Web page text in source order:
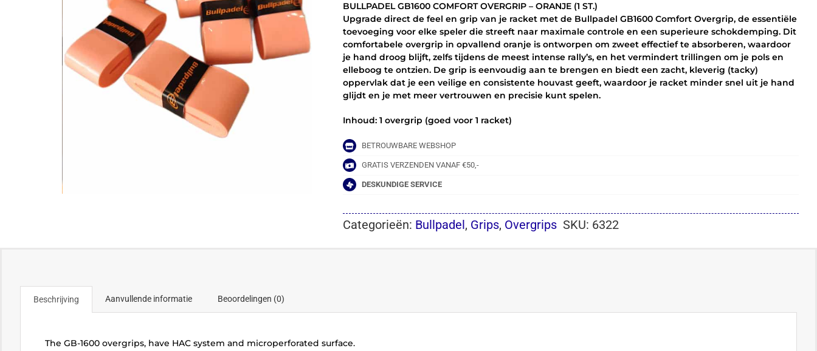
COMFORT
OVERGRIP
-
ORANJE
(1
ST.)
aantal
BULLPADEL GB1600 COMFORT OVERGRIP – ORANJE (1 ST.)
Upgrade direct de feel en grip van je racket met de Bullpadel GB1600 Comfort Overgrip, de essentiële
toevoeging voor elke speler die streeft naar maximale controle en een superieure schokdemping. Dit
comfortabele overgrip in opvallend oranje is ontworpen om zweet effectief te absorberen, waardoor
je hand droog blijft, zelfs tijdens de meest intense rally’s, en het vermindert trillingen om je pols en
elleboog te ontzien. De grip is eenvoudig aan te brengen en biedt een zacht, kleverig (tacky)
oppervlak dat je een veilige en consistente houvast geeft, waardoor je racket minder snel uit je hand
glijdt en je met meer vertrouwen en precisie kunt spelen.
Inhoud: 1 overgrip (goed voor 1 racket)
BETROUWBARE WEBSHOP
GRATIS VERZENDEN VANAF €50,-
DESKUNDIGE SERVICE
Categorieën: Bullpadel, Grips, Overgrips SKU: 6322
Beschrijving Aanvullende informatie Beoordelingen (0)
The GB-1600 overgrips, have HAC system and microperforated surface.